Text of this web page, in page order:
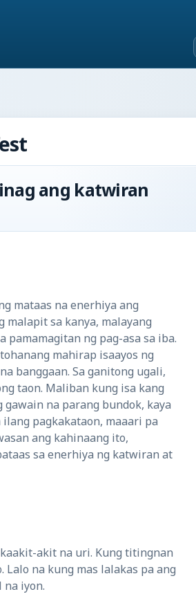
ang katwiran
mataas na enerhiya ang
malapit sa kanya, malayang
pamamagitan ng pag-asa sa iba.
mahirap isaayos ng
banggaan. Sa ganitong ugali,
taon. Maliban kung isa kang
na parang bundok, kaya
pagkakataon, maaari pa
ang kahinaang ito,
sa enerhiya ng katwiran at
akit na uri. Kung titingnan
na kung mas lalakas pa ang
iyon.